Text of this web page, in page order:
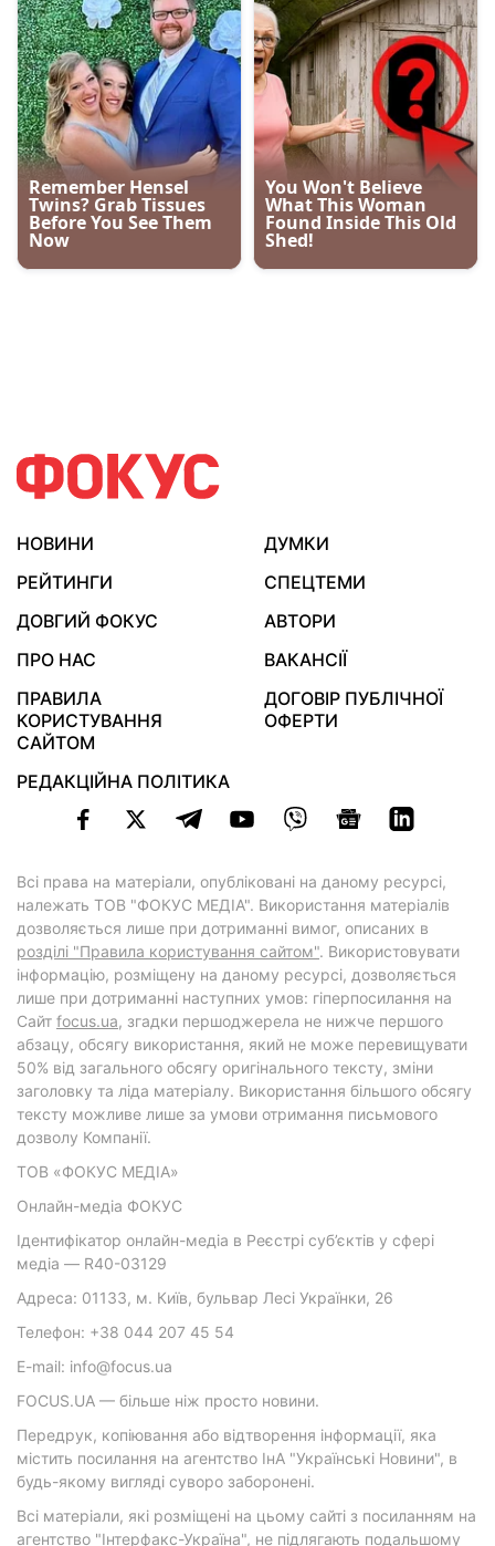
НОВИНИ
ДУМКИ
РЕЙТИНГИ
СПЕЦТЕМИ
ДОВГИЙ ФОКУС
АВТОРИ
ПРО НАС
ВАКАНСІЇ
ПРАВИЛА
КОРИСТУВАННЯ
САЙТОМ
ДОГОВІР ПУБЛІЧНОЇ
ОФЕРТИ
РЕДАКЦІЙНА ПОЛІТИКА
Всі права на матеріали, опубліковані на даному ресурсі,
належать ТОВ "ФОКУС МЕДІА". Використання матеріалів
дозволяється лише при дотриманні вимог, описаних в
розділі "Правила користування сайтом". Використовувати
інформацію, розміщену на даному ресурсі, дозволяється
лише при дотриманні наступних умов: гіперпосилання на
Cайт focus.ua, згадки першоджерела не нижче першого
абзацу, обсягу використання, який не може перевищувати
50% від загального обсягу оригінального тексту, зміни
заголовку та ліда матеріалу. Використання більшого обсягу
тексту можливе лише за умови отримання письмового
дозволу Компанії.
ТОВ «ФОКУС МЕДІА»
Онлайн-медіа ФОКУС
Ідентифікатор онлайн-медіа в Реєстрі суб’єктів у сфері
медіа — R40-03129
Адреса: 01133, м. Київ, бульвар Лесі Українки, 26
Телефон: +38 044 207 45 54
E-mail: info@focus.ua
FOCUS.UA — більше ніж просто новини.
Передрук, копіювання або відтворення інформації, яка
містить посилання на агентство ІнА "Українські Новини", в
будь-якому вигляді суворо заборонені.
Всі матеріали, які розміщені на цьому сайті з посиланням на
агентство "Інтерфакс-Україна", не підлягають подальшому